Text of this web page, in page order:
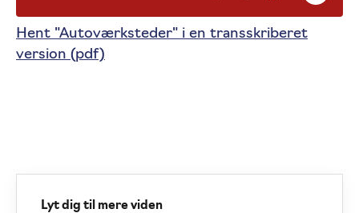
Hent "Autoværksteder" i en transskriberet
version (pdf)
Lyt dig til mere viden